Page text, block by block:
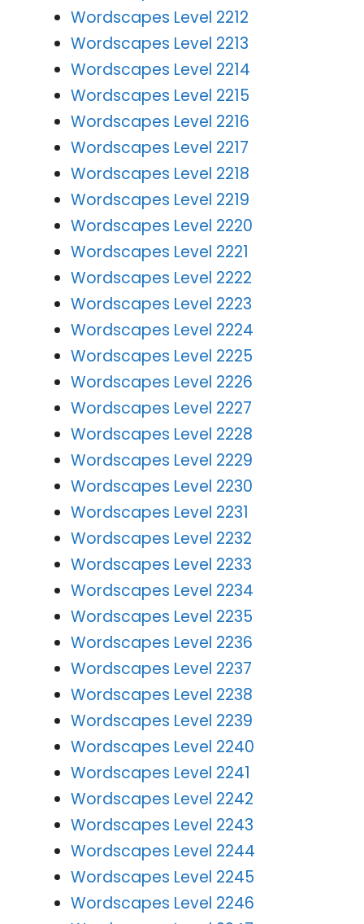
Wordscapes Level 2212
Wordscapes Level 2213
Wordscapes Level 2214
Wordscapes Level 2215
Wordscapes Level 2216
Wordscapes Level 2217
Wordscapes Level 2218
Wordscapes Level 2219
Wordscapes Level 2220
Wordscapes Level 2221
Wordscapes Level 2222
Wordscapes Level 2223
Wordscapes Level 2224
Wordscapes Level 2225
Wordscapes Level 2226
Wordscapes Level 2227
Wordscapes Level 2228
Wordscapes Level 2229
Wordscapes Level 2230
Wordscapes Level 2231
Wordscapes Level 2232
Wordscapes Level 2233
Wordscapes Level 2234
Wordscapes Level 2235
Wordscapes Level 2236
Wordscapes Level 2237
Wordscapes Level 2238
Wordscapes Level 2239
Wordscapes Level 2240
Wordscapes Level 2241
Wordscapes Level 2242
Wordscapes Level 2243
Wordscapes Level 2244
Wordscapes Level 2245
Wordscapes Level 2246